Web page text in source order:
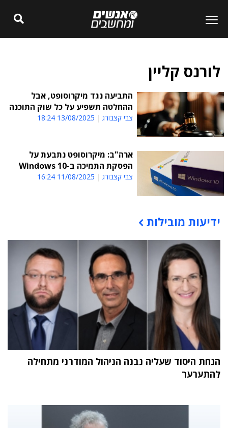
לורנס קליין
התביעה נגד מיקרוסופט, אבל
ההחלטה תשפיע על כל שוק התוכנה
צבי קצבורג 13/08/2025 18:24
ארה"ב: מיקרוסופט נתבעת על
הפסקת התמיכה ב-Windows 10
צבי קצבורג 11/08/2025 16:24
תוכן פרסומי
ידיעות מובילות
הנחת היסוד שעליה נבנה הניהול המודרני מתחילה
להתערער